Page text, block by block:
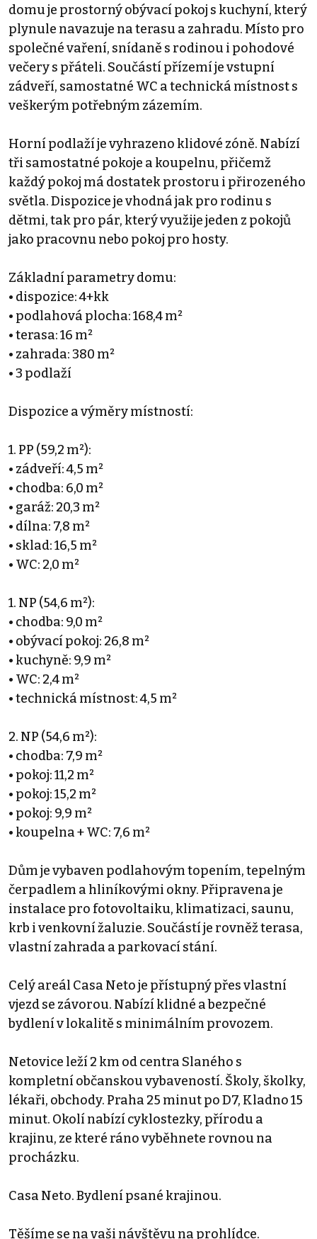
domu je prostorný obývací pokoj s kuchyní, který
plynule navazuje na terasu a zahradu. Místo pro
společné vaření, snídaně s rodinou i pohodové
večery s přáteli. Součástí přízemí je vstupní
zádveří, samostatné WC a technická místnost s
veškerým potřebným zázemím.
Horní podlaží je vyhrazeno klidové zóně. Nabízí
tři samostatné pokoje a koupelnu, přičemž
každý pokoj má dostatek prostoru i přirozeného
světla. Dispozice je vhodná jak pro rodinu s
dětmi, tak pro pár, který využije jeden z pokojů
jako pracovnu nebo pokoj pro hosty.
Základní parametry domu:
• dispozice: 4+kk
• podlahová plocha: 168,4 m²
• terasa: 16 m²
• zahrada: 380 m²
• 3 podlaží
Dispozice a výměry místností:
1. PP (59,2 m²):
• zádveří: 4,5 m²
• chodba: 6,0 m²
• garáž: 20,3 m²
• dílna: 7,8 m²
• sklad: 16,5 m²
• WC: 2,0 m²
1. NP (54,6 m²):
• chodba: 9,0 m²
• obývací pokoj: 26,8 m²
• kuchyně: 9,9 m²
• WC: 2,4 m²
• technická místnost: 4,5 m²
2. NP (54,6 m²):
• chodba: 7,9 m²
• pokoj: 11,2 m²
• pokoj: 15,2 m²
• pokoj: 9,9 m²
• koupelna + WC: 7,6 m²
Dům je vybaven podlahovým topením, tepelným
čerpadlem a hliníkovými okny. Připravena je
instalace pro fotovoltaiku, klimatizaci, saunu,
krb i venkovní žaluzie. Součástí je rovněž terasa,
vlastní zahrada a parkovací stání.
Celý areál Casa Neto je přístupný přes vlastní
vjezd se závorou. Nabízí klidné a bezpečné
bydlení v lokalitě s minimálním provozem.
Netovice leží 2 km od centra Slaného s
kompletní občanskou vybaveností. Školy, školky,
lékaři, obchody. Praha 25 minut po D7, Kladno 15
minut. Okolí nabízí cyklostezky, přírodu a
krajinu, ze které ráno vyběhnete rovnou na
procházku.
Casa Neto. Bydlení psané krajinou.
Těšíme se na vaši návštěvu na prohlídce.